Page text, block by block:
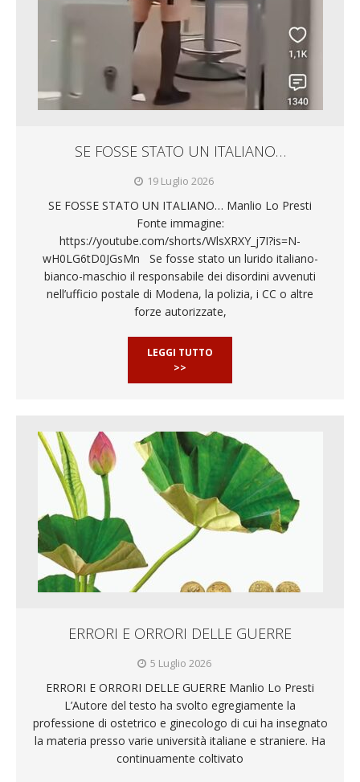
SE FOSSE STATO UN ITALIANO…
19 Luglio 2026
SE FOSSE STATO UN ITALIANO… Manlio Lo Presti
Fonte immagine:
https://youtube.com/shorts/WlsXRXY_j7I?is=N-
wH0LG6tD0JGsMn Se fosse stato un lurido italiano-
bianco-maschio il responsabile dei disordini avvenuti
nell’ufficio postale di Modena, la polizia, i CC o altre
forze autorizzate,
LEGGI TUTTO
>>
ERRORI E ORRORI DELLE GUERRE
5 Luglio 2026
ERRORI E ORRORI DELLE GUERRE Manlio Lo Presti
L’Autore del testo ha svolto egregiamente la
professione di ostetrico e ginecologo di cui ha insegnato
la materia presso varie università italiane e straniere. Ha
continuamente coltivato